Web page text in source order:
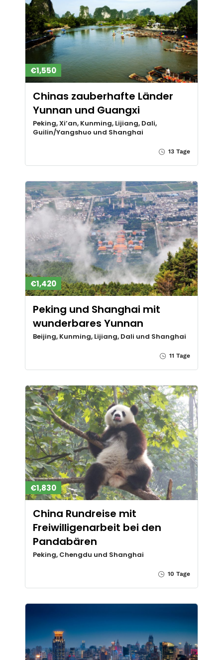
€1,550
Chinas zauberhafte Länder
Yunnan und Guangxi
Peking, Xi’an, Kunming, Lijiang, Dali,
Guilin/Yangshuo und Shanghai
13 Tage
€1,420
Peking und Shanghai mit
wunderbares Yunnan
Beijing, Kunming, Lijiang, Dali und Shanghai
11 Tage
€1,830
China Rundreise mit
Freiwilligenarbeit bei den
Pandabären
Peking, Chengdu und Shanghai
10 Tage